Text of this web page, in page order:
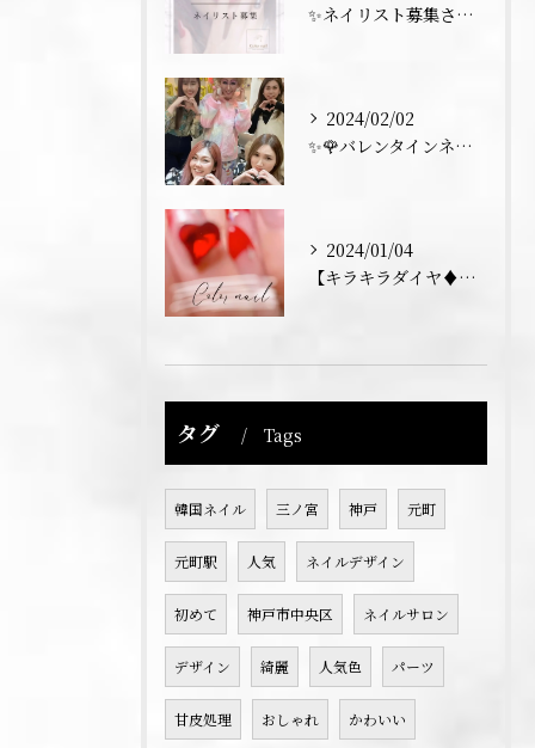
✨ネイリスト募集させていただきます💅✨
2024/02/02
✨🌹バレンタインネイル トーク💅✨
2024/01/04
【キラキラダイヤ♦️フレンチネイル】
タグ Tags
韓国ネイル 三ノ宮 神戸 元町
元町駅 人気 ネイルデザイン
初めて 神戸市中央区 ネイルサロン
デザイン 綺麗 人気色 パーツ
甘皮処理 おしゃれ かわいい